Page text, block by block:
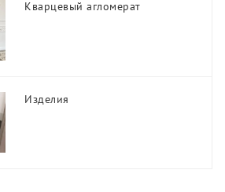
Кварцевый агломерат
Изделия